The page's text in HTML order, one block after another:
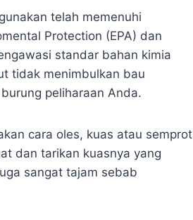
telah memenuhi
Protection (EPA) dan
standar bahan kimia
tidak menimbulkan bau
peliharaan Anda.
cara oles, kuas atau semprot
dan tarikan kuasnya yang
sangat tajam sebab